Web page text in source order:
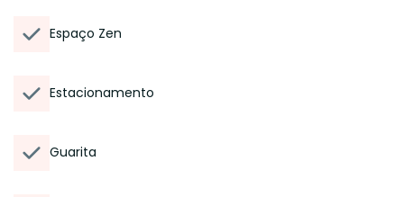
Espaço Zen
Estacionamento
Guarita